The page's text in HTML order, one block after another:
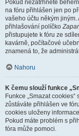
Pokud nezatrhnete
na fóru přihlášen jen po
vašeho účtu někým
přihlašování políčko
přistupujete k fóru ze
kavárně, počítačové
znamená to, že
Nahoru
K čemu slouží funkce
Funkce „Smazat
zůstáváte přihlášen ve
cookies uloženy
Pokud máte problém s
fóra může pomoci.